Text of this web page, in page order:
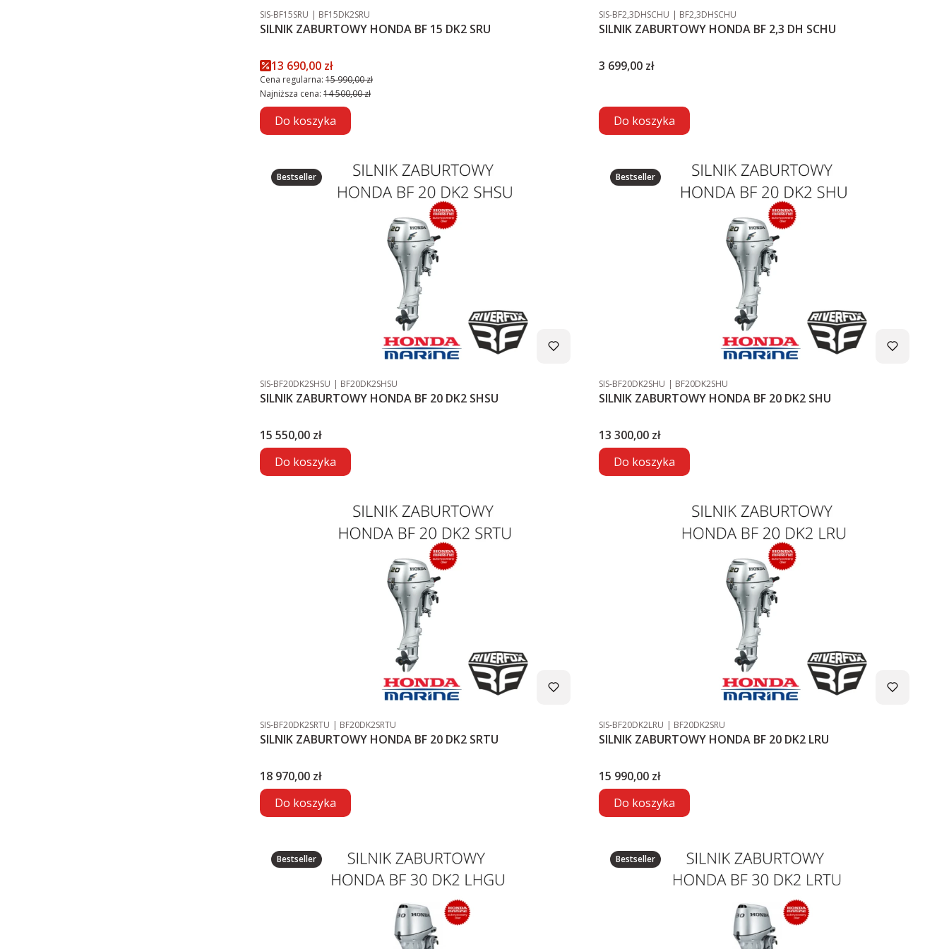
Kod produktu
SIS-BF15SRU Kod producenta
BF15DK2SRU
SILNIK ZABURTOWY HONDA BF 15 DK2 SRU
Cena promocyjna
13 690,00 zł
Cena regularna: 15 990,00 zł
Najniższa cena: 14 500,00 zł
Do koszyka
Kod produktu
SIS-BF2,3DHSCHU Kod producenta
BF2,3DHSCHU
SILNIK ZABURTOWY HONDA BF 2,3 DH SCHU
Cena
3 699,00 zł
Do koszyka
Bestseller
Kod produktu
SIS-BF20DK2SHSU Kod producenta
BF20DK2SHSU
SILNIK ZABURTOWY HONDA BF 20 DK2 SHSU
Cena
15 550,00 zł
Do koszyka
Bestseller
Kod produktu
SIS-BF20DK2SHU Kod producenta
BF20DK2SHU
SILNIK ZABURTOWY HONDA BF 20 DK2 SHU
Cena
13 300,00 zł
Do koszyka
Kod produktu
SIS-BF20DK2SRTU Kod producenta
BF20DK2SRTU
SILNIK ZABURTOWY HONDA BF 20 DK2 SRTU
Cena
18 970,00 zł
Do koszyka
Kod produktu
SIS-BF20DK2LRU Kod producenta
BF20DK2SRU
SILNIK ZABURTOWY HONDA BF 20 DK2 LRU
Cena
15 990,00 zł
Do koszyka
Bestseller Bestseller